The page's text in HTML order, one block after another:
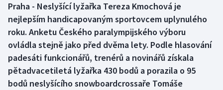
Biatlon
Boby a skeleton
Box
Curling
AZ kvíz
Praha - Neslyšící lyžařka Tereza Kmochová je
nejlepším handicapovaným sportovcem uplynulého
roku. Anketu Českého paralympijského výboru
ovládla stejně jako před dvěma lety. Podle hlasování
padesáti funkcionářů, trenérů a novinářů získala
pětadvacetiletá lyžařka 430 bodů a porazila o 95
bodů neslyšícího snowboardcrossaře Tomáše